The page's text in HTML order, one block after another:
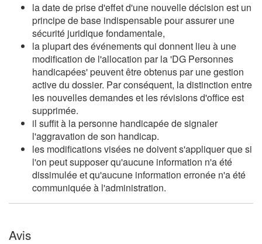
la date de prise d'effet d'une nouvelle décision est un
principe de base indispensable pour assurer une
sécurité juridique fondamentale,
la plupart des événements qui donnent lieu à une
modification de l'allocation par la 'DG Personnes
handicapées' peuvent être obtenus par une gestion
active du dossier. Par conséquent, la distinction entre
les nouvelles demandes et les révisions d'office est
supprimée.
il suffit à la personne handicapée de signaler
l'aggravation de son handicap.
les modifications visées ne doivent s'appliquer que si
l'on peut supposer qu'aucune information n'a été
dissimulée et qu'aucune information erronée n'a été
communiquée à l'administration.
Avis